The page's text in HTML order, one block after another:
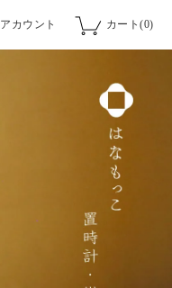
アカウント カート(0)